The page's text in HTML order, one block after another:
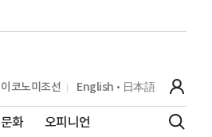
이코노미조선 English 日本語
문화 오피니언